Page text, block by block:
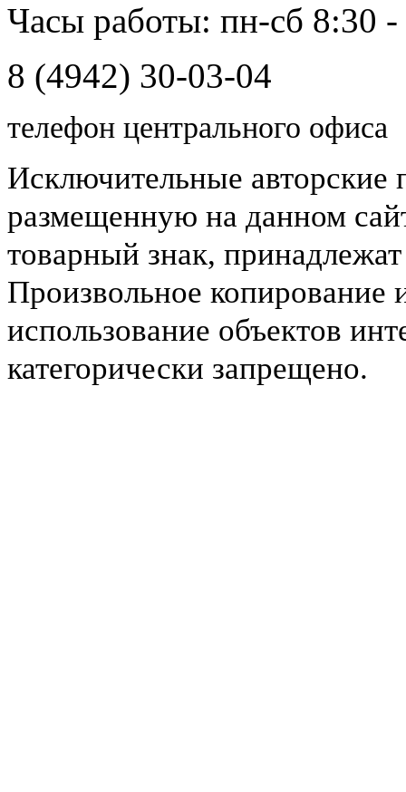
Часы работы: пн-сб 8:30
8 (4942) 30-03-04
телефон центрального офиса
Исключительные
размещенную на данном
товарный знак,
Произвольное копирование
использование объектов
категорически запрещено.